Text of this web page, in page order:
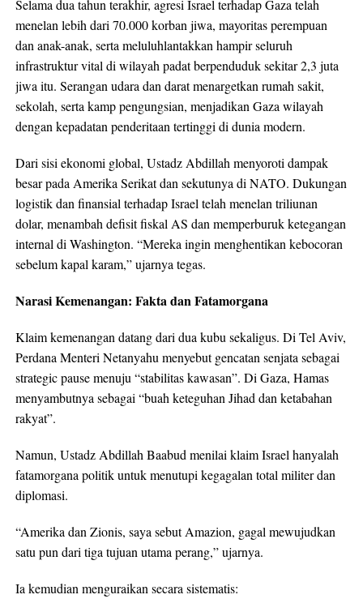
Selama dua tahun terakhir, agresi Israel terhadap Gaza telah
menelan lebih dari 70.000 korban jiwa, mayoritas perempuan
dan anak-anak, serta meluluhlantakkan hampir seluruh
infrastruktur vital di wilayah padat berpenduduk sekitar 2,3 juta
jiwa itu. Serangan udara dan darat menargetkan rumah sakit,
sekolah, serta kamp pengungsian, menjadikan Gaza wilayah
dengan kepadatan penderitaan tertinggi di dunia modern.
Dari sisi ekonomi global, Ustadz Abdillah menyoroti dampak
besar pada Amerika Serikat dan sekutunya di NATO. Dukungan
logistik dan finansial terhadap Israel telah menelan triliunan
dolar, menambah defisit fiskal AS dan memperburuk ketegangan
internal di Washington. “Mereka ingin menghentikan kebocoran
sebelum kapal karam,” ujarnya tegas.
Narasi Kemenangan: Fakta dan Fatamorgana
Klaim kemenangan datang dari dua kubu sekaligus. Di Tel Aviv,
Perdana Menteri Netanyahu menyebut gencatan senjata sebagai
strategic pause menuju “stabilitas kawasan”. Di Gaza, Hamas
menyambutnya sebagai “buah keteguhan Jihad dan ketabahan
rakyat”.
Namun, Ustadz Abdillah Baabud menilai klaim Israel hanyalah
fatamorgana politik untuk menutupi kegagalan total militer dan
diplomasi.
“Amerika dan Zionis, saya sebut Amazion, gagal mewujudkan
satu pun dari tiga tujuan utama perang,” ujarnya.
Ia kemudian menguraikan secara sistematis: